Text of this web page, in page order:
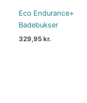
Eco Endurance+
Badebukser
329,95kr.